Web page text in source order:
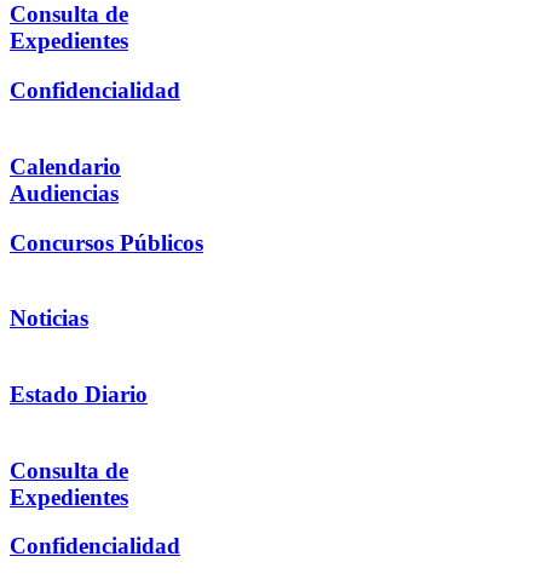
Consulta de
Expedientes
Confidencialidad
Calendario
Audiencias
Concursos Públicos
Noticias
Estado Diario
Consulta de
Expedientes
Confidencialidad